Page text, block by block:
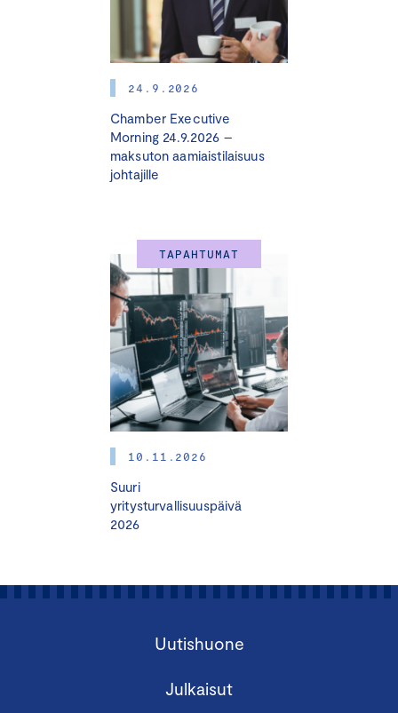
24.9.2026
Chamber Executive
Morning 24.9.2026 –
maksuton aamiaistilaisuus
johtajille
TAPAHTUMAT
10.11.2026
Suuri
yritysturvallisuuspäivä
2026
Uutishuone
Julkaisut